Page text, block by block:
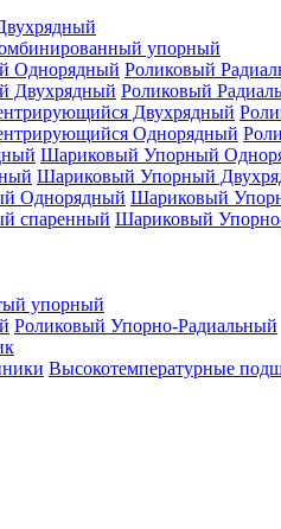
упорный
Роликовый
Роликовый
Шариковый Упорный
Шариковый Упорный
Шариковый
Шариковый
упорный
Роликовый Упорно-Радиальный
Высокотемпературные